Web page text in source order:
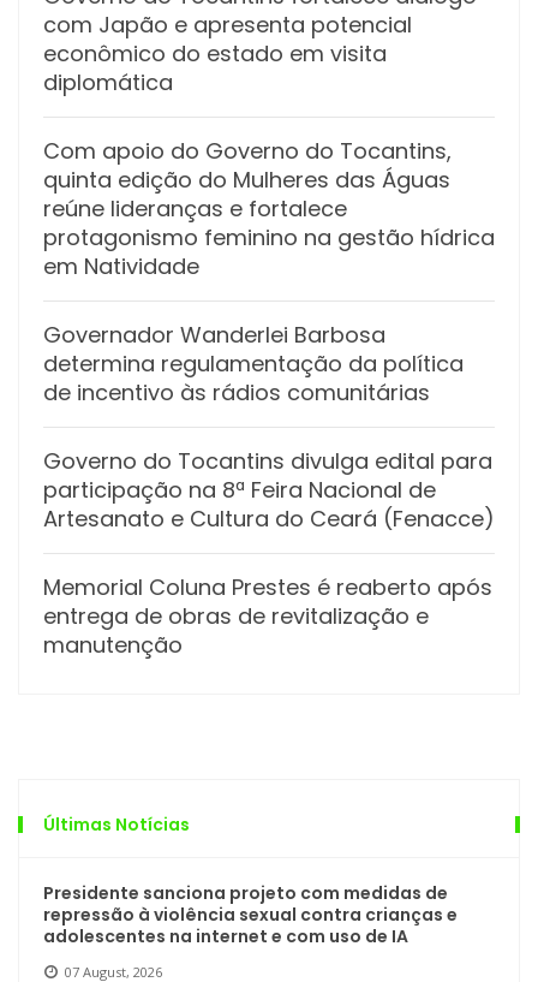
com Japão e apresenta potencial
econômico do estado em visita
diplomática
Com apoio do Governo do Tocantins,
quinta edição do Mulheres das Águas
reúne lideranças e fortalece
protagonismo feminino na gestão hídrica
em Natividade
Governador Wanderlei Barbosa
determina regulamentação da política
de incentivo às rádios comunitárias
Governo do Tocantins divulga edital para
participação na 8ª Feira Nacional de
Artesanato e Cultura do Ceará (Fenacce)
Memorial Coluna Prestes é reaberto após
entrega de obras de revitalização e
manutenção
Últimas Notícias
Presidente sanciona projeto com medidas de
repressão à violência sexual contra crianças e
adolescentes na internet e com uso de IA
07 August, 2026